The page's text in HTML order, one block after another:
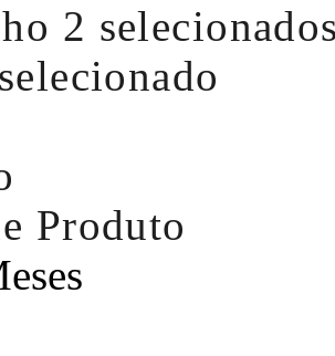
2
Produto